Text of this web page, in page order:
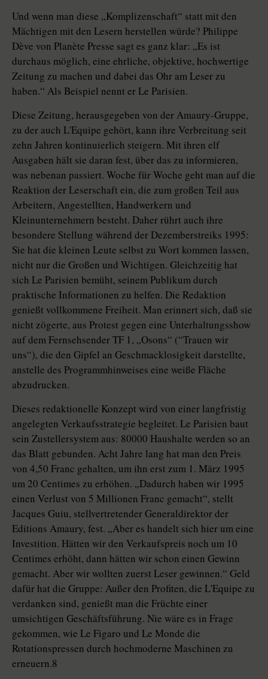
Und wenn man diese „Komplizenschaft“ statt mit den
Mächtigen mit den Lesern herstellen würde? Philippe
Dève von Planète Presse sagt es ganz klar: „Es ist
durchaus möglich, eine ehrliche, objektive, hochwertige
Zeitung zu machen und dabei das Ohr am Leser zu
haben.“ Als Beispiel nennt er Le Parisien.
Diese Zeitung, herausgegeben von der Amaury-Gruppe,
zu der auch L'Equipe gehört, kann ihre Verbreitung seit
zehn Jahren kontinuierlich steigern. Mit ihren elf
Ausgaben hält sie daran fest, über das zu informieren,
was nebenan passiert. Woche für Woche geht man auf die
Reaktion der Leserschaft ein, die zum großen Teil aus
Arbeitern, Angestellten, Handwerkern und
Kleinunternehmern besteht. Daher rührt auch ihre
besondere Stellung während der Dezemberstreiks 1995:
Sie hat die kleinen Leute selbst zu Wort kommen lassen,
nicht nur die Großen und Wichtigen. Gleichzeitig hat
sich Le Parisien bemüht, seinem Publikum durch
praktische Informationen zu helfen. Die Redaktion
genießt vollkommene Freiheit. Man erinnert sich, daß sie
nicht zögerte, aus Protest gegen eine Unterhaltungsshow
auf dem Fernsehsender TF 1, „Osons“ (“Trauen wir
uns“), die den Gipfel an Geschmacklosigkeit darstellte,
anstelle des Programmhinweises eine weiße Fläche
abzudrucken.
Dieses redaktionelle Konzept wird von einer langfristig
angelegten Verkaufsstrategie begleitet. Le Parisien baut
sein Zustellersystem aus: 80000 Haushalte werden so an
das Blatt gebunden. Acht Jahre lang hat man den Preis
von 4,50 Franc gehalten, um ihn erst zum 1. März 1995
um 20 Centimes zu erhöhen. „Dadurch haben wir 1995
einen Verlust von 5 Millionen Franc gemacht“, stellt
Jacques Guiu, stellvertretender Generaldirektor der
Editions Amaury, fest. „Aber es handelt sich hier um eine
Investition. Hätten wir den Verkaufspreis noch um 10
Centimes erhöht, dann hätten wir schon einen Gewinn
gemacht. Aber wir wollten zuerst Leser gewinnen.“ Geld
dafür hat die Gruppe: Außer den Profiten, die L'Equipe zu
verdanken sind, genießt man die Früchte einer
umsichtigen Geschäftsführung. Nie wäre es in Frage
gekommen, wie Le Figaro und Le Monde die
Rotationspressen durch hochmoderne Maschinen zu
erneuern.8